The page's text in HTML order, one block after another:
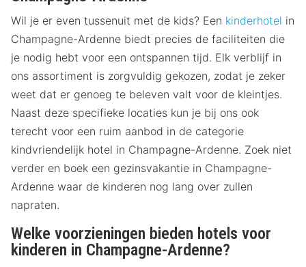
Wil je er even tussenuit met de kids? Een kinderhotel in
Champagne-Ardenne biedt precies de faciliteiten die
je nodig hebt voor een ontspannen tijd. Elk verblijf in
ons assortiment is zorgvuldig gekozen, zodat je zeker
weet dat er genoeg te beleven valt voor de kleintjes.
Naast deze specifieke locaties kun je bij ons ook
terecht voor een ruim aanbod in de categorie
kindvriendelijk hotel in Champagne-Ardenne. Zoek niet
verder en boek een gezinsvakantie in Champagne-
Ardenne waar de kinderen nog lang over zullen
napraten.
Welke voorzieningen bieden hotels voor
kinderen in Champagne-Ardenne?